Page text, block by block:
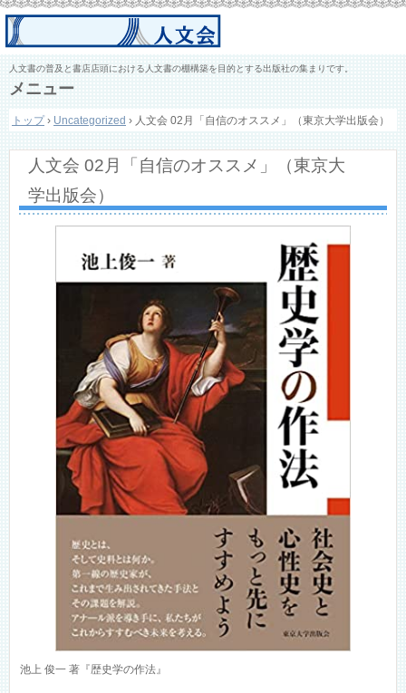
人文書の普及と書店店頭における人文書の棚構築を目的とする出版社の集まりです。
メニュー
ン
ン
キ
トップ › Uncategorized › 人文会 02月「自信のオススメ」（東京大学出版会）
人文会 02月「自信のオススメ」（東京大
学出版会）
池上 俊一 著『歴史学の作法』